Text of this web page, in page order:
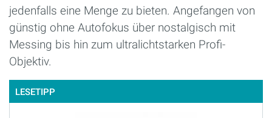
jedenfalls eine Menge zu bieten. Angefangen von
günstig ohne Autofokus über nostalgisch mit
Messing bis hin zum ultralichtstarken Profi-
Objektiv.
LESETIPP